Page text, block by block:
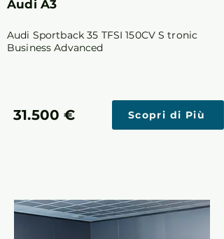
Audi A3
Audi Sportback 35 TFSI 150CV S tronic
Business Advanced
Scopri di Più
31.500 €